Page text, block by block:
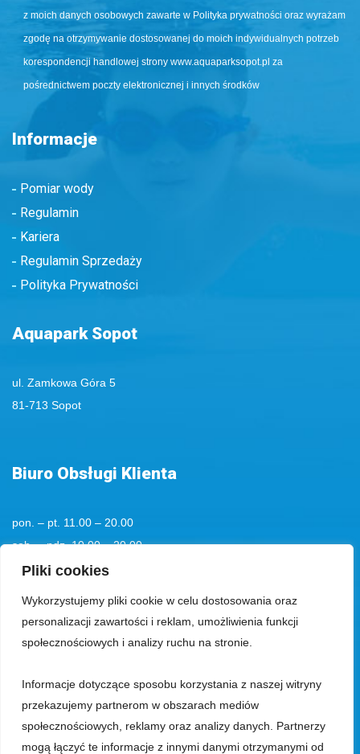
Pliki cookies
Wykorzystujemy pliki cookie w celu dostosowania oraz
personalizacji zawartości i reklam, umożliwienia funkcji
społecznościowych i analizy ruchu na stronie.
Informacje dotyczące sposobu korzystania z naszej witryny
przekazujemy partnerom w obszarach mediów
społecznościowych, reklamy oraz analizy danych. Partnerzy
mogą łączyć te informacje z innymi danymi otrzymanymi od
z moich danych osobowych zawarte w Polityka prywatności oraz wyrażam
zgodę na otrzymywanie dostosowanej do moich indywidualnych potrzeb
korespondencji handlowej strony www.aquaparksopot.pl za
pośrednictwem poczty elektronicznej i innych środków
Informacje
Pomiar wody
Regulamin
Kariera
Regulamin Sprzedaży
Polityka Prywatności
Aquapark Sopot
ul. Zamkowa Góra 5
81-713 Sopot
Biuro Obsługi Klienta
pon. – pt. 11.00 – 20.00
sob. – ndz. 10.00 – 20.00
tel. kom.+48 501194193
tel.:+48 58 555 85 23
Park Wodny Sopot Spółka z ograniczoną odpowiedzialnością z siedzibą
w Sopocie, 81-713, przy ul. Zamkowa Góra 5, wpisana do rejestru
przedsiębiorców prowadzonego przez Sąd Rejonowy Gdańsk-Północ, VIII